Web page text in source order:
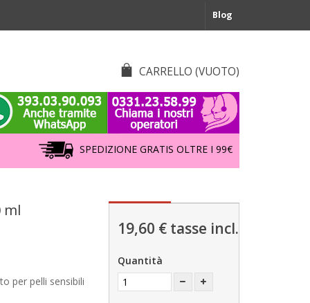
Blog
CARRELLO (VUOTO)
SPEDIZIONE GRATIS OLTRE I 99€
ml
per pelli sensibili
19,60 €tasse incl.
Quantità